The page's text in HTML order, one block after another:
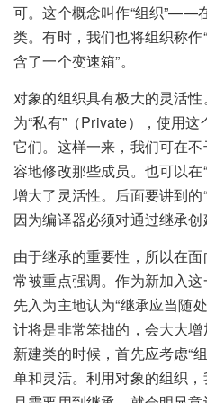
可。这个概念叫作“组织”——
类。有时，我们也将组织称作
含了一个变速箱”。
对象的组织具有极大的灵活性
为“私有”（Private），使用
它们。这样一来，我们可在
容地修改那些成员。也可以
增大了灵活性。后面要讲到的
因为编译器必须对通过继承创
由于继承的重要性，所以在
常被重点强调。作为新加入
先入为主地认为“继承应当随
计将是非常笨拙的，会大大
新建类的时候，首先应考虑“
单和灵活。利用对象的组织